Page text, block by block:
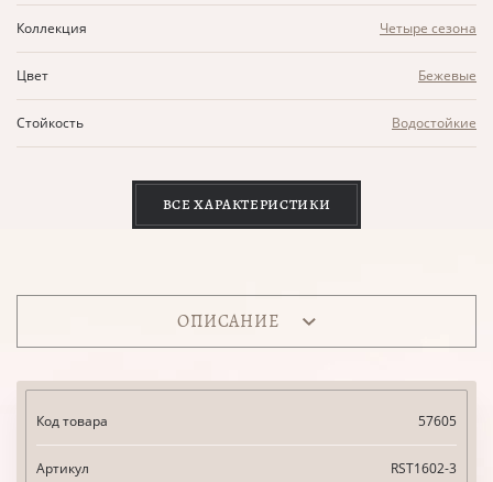
Коллекция Четыре сезона
Цвет Бежевые
Стойкость Водостойкие
ВСЕ ХАРАКТЕРИСТИКИ
ОПИСАНИЕ
Код товара 57605
Артикул RST1602-3